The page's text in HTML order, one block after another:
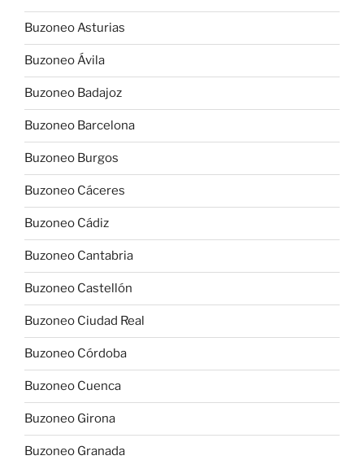
Buzoneo Asturias
Buzoneo Ávila
Buzoneo Badajoz
Buzoneo Barcelona
Buzoneo Burgos
Buzoneo Cáceres
Buzoneo Cádiz
Buzoneo Cantabria
Buzoneo Castellón
Buzoneo Ciudad Real
Buzoneo Córdoba
Buzoneo Cuenca
Buzoneo Girona
Buzoneo Granada